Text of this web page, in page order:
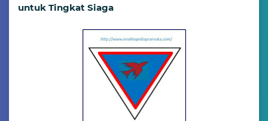
untuk Tingkat Siaga